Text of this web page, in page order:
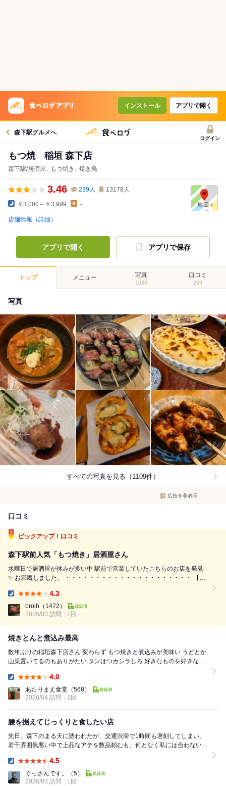
インストール アプリで開く
森下駅グルメへ
ログイン
もつ焼 稲垣 森下店
森下駅/居酒屋､ もつ焼き､ 焼き鳥
3.46 239人 13178 人
￥3,000～￥3,999 -
店舗情報（詳細）
アプリで開く アプリで保存
トップ メニュー 写真
1080
口コミ
239
写真
すべての写真を見る（1109件）
広告を非表示
口コミ
ピックアップ！口コミ
森下駅前人気「もつ焼き」居酒屋さん
水曜日で居酒屋が休みが多い中 駅前で営業していたこちらのお店を発見
✨ お邪魔しました。 ・・・・・・・・・・・・・・・・・・・・・ 【注
4.3
brolh （1472）
2025/03 訪問
1回
焼きとんと煮込み最高
数年ぶりの稲垣森下店さん 変わらず もつ焼きと煮込みが美味い うどとか
山菜置いてるのもありがたい タンはつカシラしろ 好きなものを好きなだ
4.0
あたりまえ食堂 （568）
2026/04 訪問
2回
腰を据えてじっくりと食したい店
先日、森下のまる天に誘われたが、交通渋滞で1時間も遅刻してしまい、
若干雰囲気悪い中で上品なアテを数品頼むも、何となく私には合わない感
4.5
ぐっさんです。
（5）
2026/03 訪問
1回